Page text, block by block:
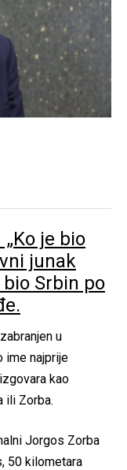
je bio
junak
Srbin po
u
ime najprije
kao
ili Zorba.
Jorgos Zorba
50 kilometara